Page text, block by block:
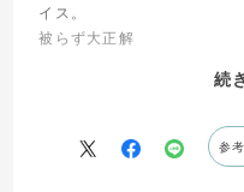
イス。
被らず大正解
すがどんどん使って早く慣
続
参